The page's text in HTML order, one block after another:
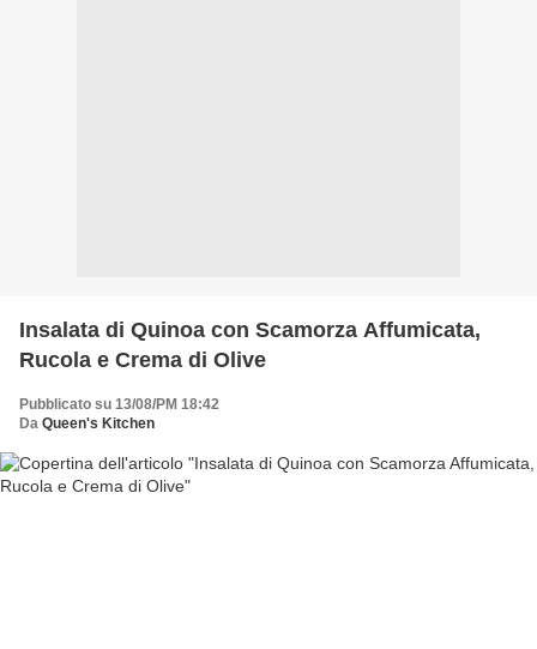
Insalata di Quinoa con Scamorza Affumicata,
Rucola e Crema di Olive
Pubblicato su 13/08/PM 18:42
Da Queen's Kitchen